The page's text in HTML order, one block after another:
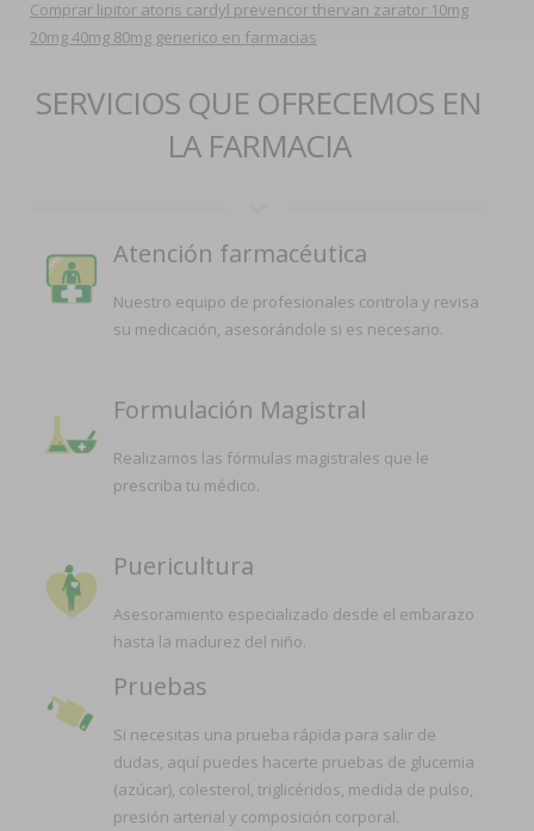
Comprar lipitor atoris cardyl prevencor thervan zarator 10mg
20mg 40mg 80mg generico en farmacias
SERVICIOS QUE OFRECEMOS EN
LA FARMACIA
Atención farmacéutica
Nuestro equipo de profesionales controla y revisa
su medicación, asesorándole si es necesario.
Formulación Magistral
Realizamos las fórmulas magistrales que le
prescriba tu médico.
Puericultura
Asesoramiento especializado desde el embarazo
hasta la madurez del niño.
Pruebas
Si necesitas una prueba rápida para salir de
dudas, aquí puedes hacerte pruebas de glucemia
(azúcar), colesterol, triglicéridos, medida de pulso,
presión arterial y composición corporal.